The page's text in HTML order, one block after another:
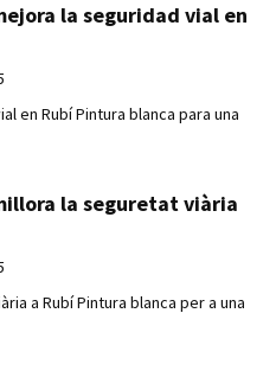
la seguridad vial en
en Rubí Pintura blanca para una
la seguretat viària
a Rubí Pintura blanca per a una